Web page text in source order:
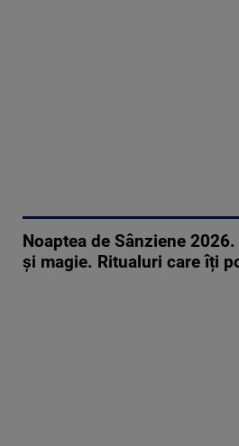
Noaptea de Sânziene
și magie. Ritualuri care îți